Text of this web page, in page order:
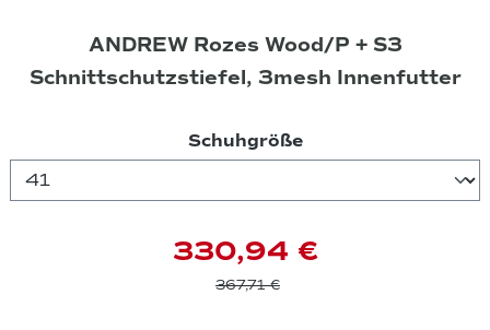
ANDREW Rozes Wood/P + S3
Schnittschutzstiefel, 3mesh Innenfutter
Schuhgrößeauswählen
330,94 €
367,71 €